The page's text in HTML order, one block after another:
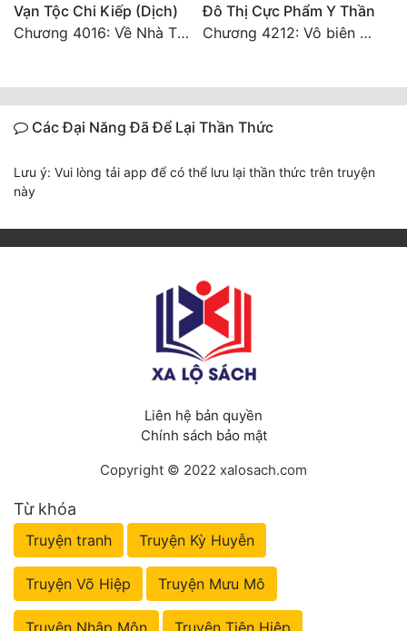
Vạn Tộc Chi Kiếp (Dịch)
Chương 4016: Về Nhà Thôi... (Đại Kết Cục)
Đô Thị Cực Phẩm Y Thần
Chương 4212: Vô biên hắc ám
Các Đại Năng Đã Để Lại Thần Thức
Lưu ý: Vui lòng tải app để có thể lưu lại thần thức trên truyện
này
Liên hệ bản quyền
Chính sách bảo mật
Copyright © 2022 xalosach.com
Từ khóa
Truyện tranh Truyện Kỳ Huyễn
Truyện Võ Hiệp Truyện Mưu Mô